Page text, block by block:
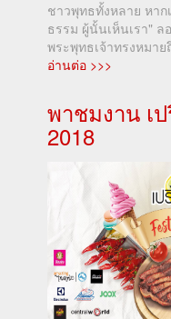
ชาวพุทธทั้งหลาย หาก
ธรรม ผู้นั้นเห็นเรา"
พระพุทธเจ้าทรงหมาย
อ่านต่อ >>>
พาชมงาน เ
2018